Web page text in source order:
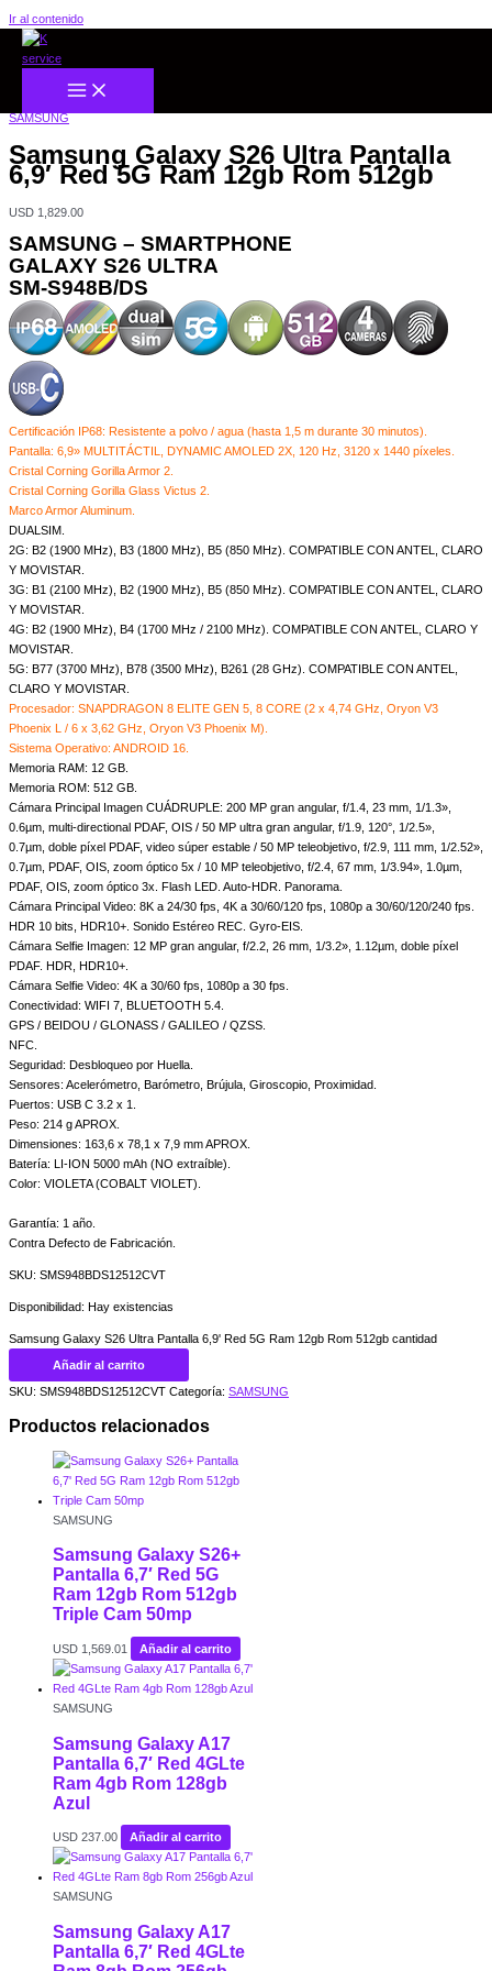
Ir al contenido
12gb Rom 512gb
SAMSUNG
Samsung Galaxy S26 Ultra Pantalla
6,9′ Red 5G Ram 12gb Rom 512gb
USD 1,829.00
SAMSUNG – SMARTPHONE
GALAXY S26 ULTRA
SM-S948B/DS
Certificación IP68: Resistente a polvo / agua (hasta 1,5 m durante 30 minutos).
Pantalla: 6,9» MULTITÁCTIL, DYNAMIC AMOLED 2X, 120 Hz, 3120 x 1440 píxeles.
Cristal Corning Gorilla Armor 2.
Cristal Corning Gorilla Glass Victus 2.
Marco Armor Aluminum.
DUALSIM.
2G: B2 (1900 MHz), B3 (1800 MHz), B5 (850 MHz). COMPATIBLE CON ANTEL, CLARO
Y MOVISTAR.
3G: B1 (2100 MHz), B2 (1900 MHz), B5 (850 MHz). COMPATIBLE CON ANTEL, CLARO
Y MOVISTAR.
4G: B2 (1900 MHz), B4 (1700 MHz / 2100 MHz). COMPATIBLE CON ANTEL, CLARO Y
MOVISTAR.
5G: B77 (3700 MHz), B78 (3500 MHz), B261 (28 GHz). COMPATIBLE CON ANTEL,
CLARO Y MOVISTAR.
Procesador: SNAPDRAGON 8 ELITE GEN 5, 8 CORE (2 x 4,74 GHz, Oryon V3
Phoenix L / 6 x 3,62 GHz, Oryon V3 Phoenix M).
Sistema Operativo: ANDROID 16.
Memoria RAM: 12 GB.
Memoria ROM: 512 GB.
Cámara Principal Imagen CUÁDRUPLE: 200 MP gran angular, f/1.4, 23 mm, 1/1.3»,
0.6µm, multi-directional PDAF, OIS / 50 MP ultra gran angular, f/1.9, 120°, 1/2.5»,
0.7µm, doble píxel PDAF, video súper estable / 50 MP teleobjetivo, f/2.9, 111 mm, 1/2.52»,
0.7µm, PDAF, OIS, zoom óptico 5x / 10 MP teleobjetivo, f/2.4, 67 mm, 1/3.94», 1.0µm,
PDAF, OIS, zoom óptico 3x. Flash LED. Auto-HDR. Panorama.
Cámara Principal Video: 8K a 24/30 fps, 4K a 30/60/120 fps, 1080p a 30/60/120/240 fps.
HDR 10 bits, HDR10+. Sonido Estéreo REC. Gyro-EIS.
Cámara Selfie Imagen: 12 MP gran angular, f/2.2, 26 mm, 1/3.2», 1.12µm, doble píxel
PDAF. HDR, HDR10+.
Cámara Selfie Video: 4K a 30/60 fps, 1080p a 30 fps.
Conectividad: WIFI 7, BLUETOOTH 5.4.
GPS / BEIDOU / GLONASS / GALILEO / QZSS.
NFC.
Seguridad: Desbloqueo por Huella.
Sensores: Acelerómetro, Barómetro, Brújula, Giroscopio, Proximidad.
Puertos: USB C 3.2 x 1.
Peso: 214 g APROX.
Dimensiones: 163,6 x 78,1 x 7,9 mm APROX.
Batería: LI-ION 5000 mAh (NO extraíble).
Color: VIOLETA (COBALT VIOLET).
Garantía: 1 año.
Contra Defecto de Fabricación.
SKU: SMS948BDS12512CVT
Disponibilidad: Hay existencias
Samsung Galaxy S26 Ultra Pantalla 6,9' Red 5G Ram 12gb Rom 512gb cantidad
Añadir al carrito
SKU: SMS948BDS12512CVT Categoría: SAMSUNG
Productos relacionados
SAMSUNG
Samsung Galaxy S26+
Pantalla 6,7′ Red 5G
Ram 12gb Rom 512gb
Triple Cam 50mp
USD 1,569.01 Añadir al carrito
SAMSUNG
Samsung Galaxy A17
Pantalla 6,7′ Red 4GLte
Ram 4gb Rom 128gb
Azul
USD 237.00 Añadir al carrito
SAMSUNG
Samsung Galaxy A17
Pantalla 6,7′ Red 4GLte